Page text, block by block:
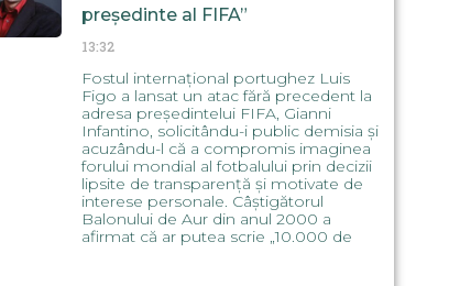
președinte al FIFA”
13:32
Fostul internațional portughez Luis
Figo a lansat un atac fără precedent la
adresa președintelui FIFA, Gianni
Infantino, solicitându-i public demisia și
acuzându-l că a compromis imaginea
forului mondial al fotbalului prin decizii
lipsite de transparență și motivate de
interese personale. Câștigătorul
Balonului de Aur din anul 2000 a
afirmat că ar putea scrie „10.000 de